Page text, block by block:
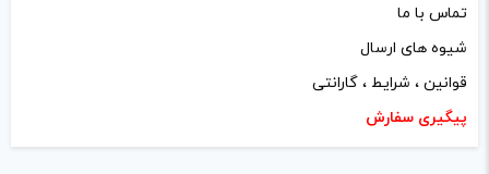
تماس با ما
شیوه های ارسال
قوانین ، شرایط ، گارانتی
پیگیری سفارش